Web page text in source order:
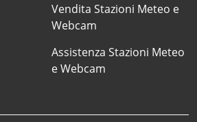
Vendita Stazioni Meteo e
Webcam
Assistenza Stazioni Meteo
e Webcam